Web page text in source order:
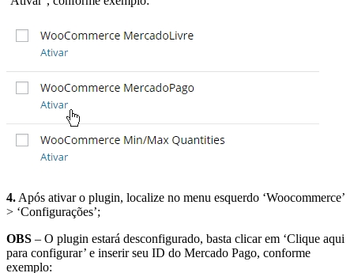
4. Após ativar o plugin, localize no menu esquerdo ‘Woocommerce’
> ‘Configurações’;
OBS – O plugin estará desconfigurado, basta clicar em ‘Clique aqui
para configurar’ e inserir seu ID do Mercado Pago, conforme
exemplo: